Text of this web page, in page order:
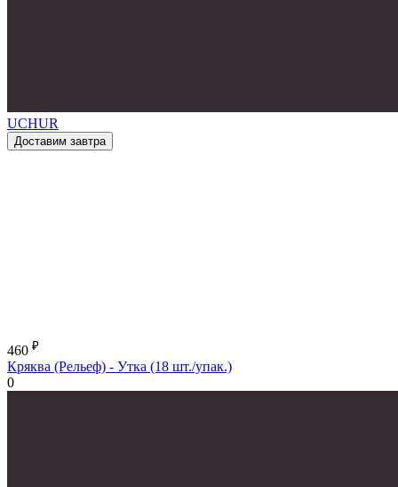
UCHUR
Доставим завтра
460 ₽
Кряква (Рельеф) - Утка (18 шт./упак.)
0